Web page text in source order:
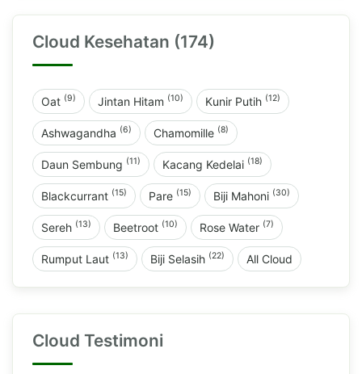
Cloud Kesehatan (174)
Oat (9) Jintan Hitam (10) Kunir Putih (12)
Ashwagandha (6) Chamomille (8)
Daun Sembung (11) Kacang Kedelai (18)
Blackcurrant (15) Pare (15) Biji Mahoni (30)
Sereh (13) Beetroot (10) Rose Water (7)
Rumput Laut (13) Biji Selasih (22) All Cloud
Cloud Testimoni